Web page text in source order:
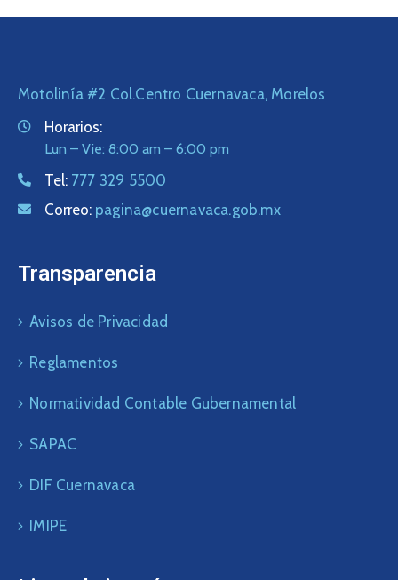
Motolinía #2 Col.Centro Cuernavaca, Morelos
Horarios:
Lun – Vie: 8:00 am – 6:00 pm
Tel: 777 329 5500
Correo: pagina@cuernavaca.gob.mx
Transparencia
Avisos de Privacidad
Reglamentos
Normatividad Contable Gubernamental
SAPAC
DIF Cuernavaca
IMIPE